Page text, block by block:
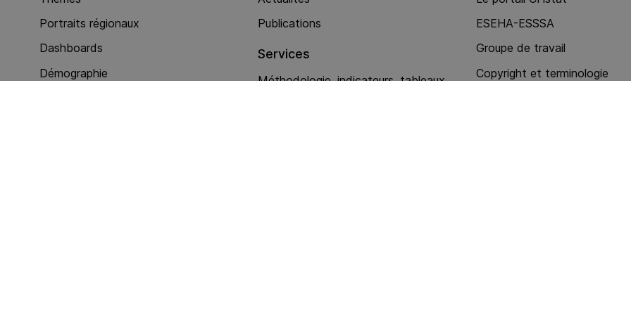
Portraits régionaux
Dashboards
Démographie
Publications
Services
Méthodologie, indicateurs, tableaux
ESEHA-ESSSA
Groupe de travail
Copyright et terminologie